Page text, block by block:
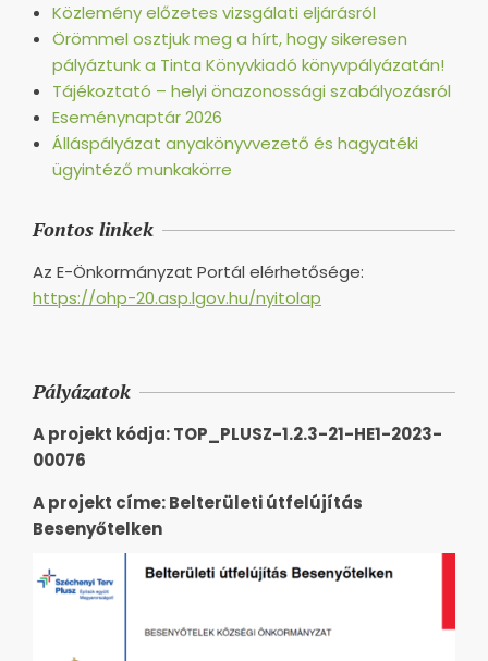
Közlemény előzetes vizsgálati eljárásról
Örömmel osztjuk meg a hírt, hogy sikeresen
pályáztunk a Tinta Könyvkiadó könyvpályázatán!
Tájékoztató – helyi önazonossági szabályozásról
Eseménynaptár 2026
Álláspályázat anyakönyvvezető és hagyatéki
ügyintéző munkakörre
Fontos linkek
Az E-Önkormányzat Portál elérhetősége:
https://ohp-20.asp.lgov.hu/nyitolap
Pályázatok
A projekt kódja: TOP_PLUSZ-1.2.3-21-HE1-2023-
00076
A projekt címe: Belterületi útfelújítás
Besenyőtelken